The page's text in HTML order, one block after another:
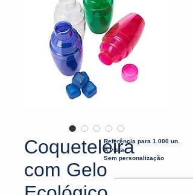
Coqueteleira
com Gelo
Referência para 1.000 un.
À vista
Sem personalização